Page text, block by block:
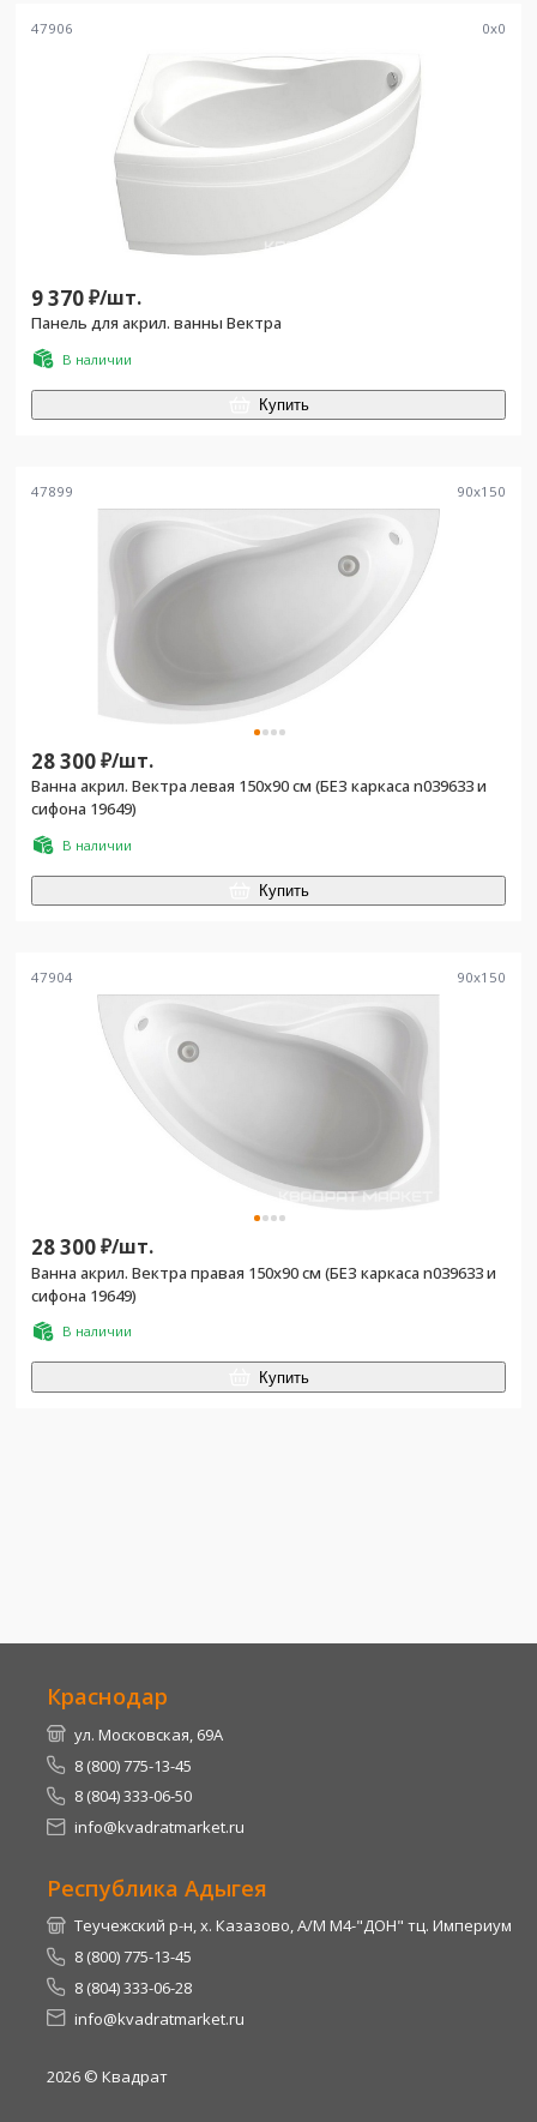
47906 0x0
9 370₽/шт.
Панель для акрил. ванны Вектра
В наличии
Купить
47899 90x150
28 300₽/шт.
Ванна акрил. Вектра левая 150х90 см (БЕЗ каркаса n039633 и
сифона 19649)
В наличии
Купить
47904 90x150
28 300₽/шт.
Ванна акрил. Вектра правая 150х90 см (БЕЗ каркаса n039633 и
сифона 19649)
В наличии
Купить
Краснодар
ул. Московская, 69А
8 (800) 775-13-45
8 (804) 333-06-50
info@kvadratmarket.ru
Республика Адыгея
Теучежский р-н, х. Казазово, А/М М4-"ДОН" тц. Империум
8 (800) 775-13-45
8 (804) 333-06-28
info@kvadratmarket.ru
2026 © Квадрат